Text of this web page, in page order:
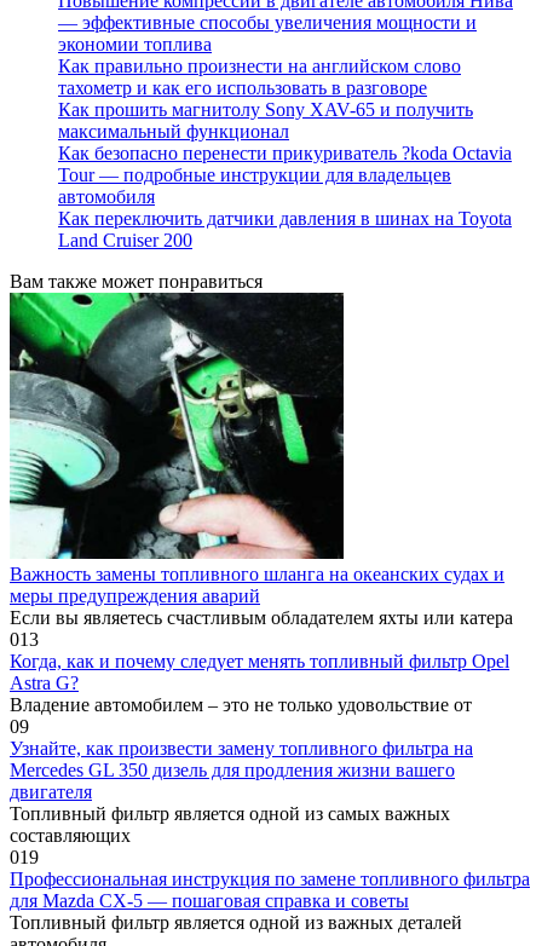
— эффективные способы увеличения мощности и
экономии топлива
Как правильно произнести на английском слово
тахометр и как его использовать в разговоре
Как прошить магнитолу Sony XAV-65 и получить
максимальный функционал
Как безопасно перенести прикуриватель ?koda Octavia
Tour — подробные инструкции для владельцев
автомобиля
Как переключить датчики давления в шинах на Toyota
Land Cruiser 200
Вам также может понравиться
Важность замены топливного шланга на океанских судах и
меры предупреждения аварий
Если вы являетесь счастливым обладателем яхты или катера
013
Когда, как и почему следует менять топливный фильтр Opel
Astra G?
Владение автомобилем – это не только удовольствие от
09
Узнайте, как произвести замену топливного фильтра на
Mercedes GL 350 дизель для продления жизни вашего
двигателя
Топливный фильтр является одной из самых важных
составляющих
019
Профессиональная инструкция по замене топливного фильтра
для Mazda CX-5 — пошаговая справка и советы
Топливный фильтр является одной из важных деталей